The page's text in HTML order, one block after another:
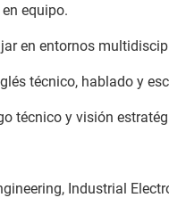
equipo.
en entornos
técnico, hablado y
técnico y visión
Industrial